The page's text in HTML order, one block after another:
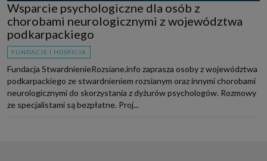
Wsparcie psychologiczne dla osób z
chorobami neurologicznymi z województwa
podkarpackiego
FUNDACJE I HOSPICJA
Fundacja StwardnienieRozsiane.info zaprasza osoby z województwa
podkarpackiego ze stwardnieniem rozsianym oraz innymi chorobami
neurologicznymi do skorzystania z dyżurów psychologów. Rozmowy
ze specjalistami są bezpłatne. Proj...